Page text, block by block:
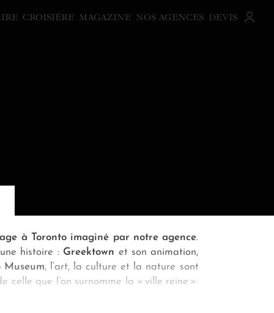
CROISIÈRE MAGAZINE NOS AGENCES DEVIS
à Toronto imaginé par notre agence.
histoire : Greektown et son animation,
, l’art, la culture et la nature sont
que l’on surnomme la « ville reine ».